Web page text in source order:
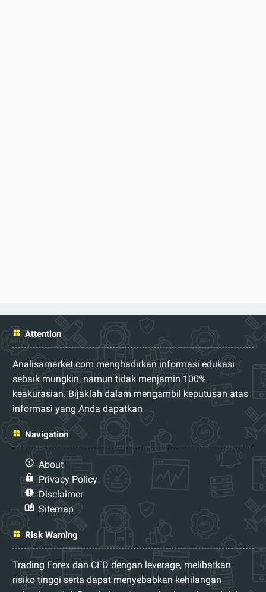
Attention
Analisamarket.com menghadirkan informasi edukasi
sebaik mungkin, namun tidak menjamin 100%
keakurasian. Bijaklah dalam mengambil keputusan atas
informasi yang Anda dapatkan
Navigation
About
Privacy Policy
Disclaimer
Sitemap
Risk Warning
Trading Forex dan CFD dengan leverage, melibatkan
risiko tinggi serta dapat menyebabkan kehilangan